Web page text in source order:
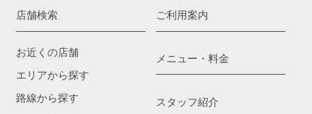
店舗検索
お近くの店舗
エリアから探す
路線から探す
ご利用案内
メニュー・料金
スタッフ紹介